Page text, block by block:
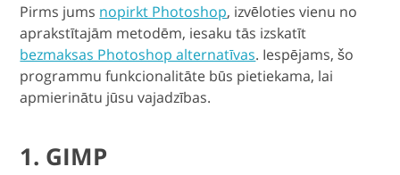
Pirms jums nopirkt Photoshop, izvēloties vienu no
aprakstītajām metodēm, iesaku tās izskatīt
bezmaksas Photoshop alternatīvas. Iespējams, šo
programmu funkcionalitāte būs pietiekama, lai
apmierinātu jūsu vajadzības.
1. GIMP